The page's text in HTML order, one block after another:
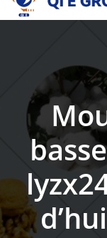
content